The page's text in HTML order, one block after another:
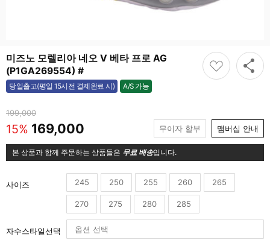
미즈노 모렐리아 네오 V 베타 프로 AG
(P1GA269554) #
당일출고(평일 15시전 결제완료 시) A/S 가능
가능
199,000
15% 169,000 무이자 할부 맴버십 안내
본 상품과 함께 주문하는 상품들은 무료 배송입니다.
사이즈 245 250 255 260 265
270 275 280 285
자수스타일선택